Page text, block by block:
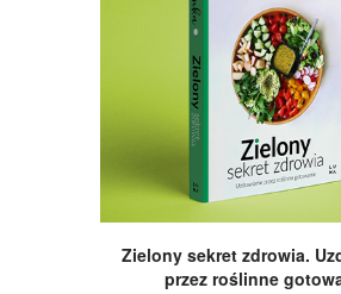
Zielony sekret zdrowia.
przez roślinne